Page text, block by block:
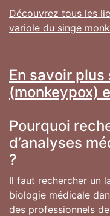
Découvrez tous les
variole du singe
En savoir
(monkeypox)
Pourquoi
d’analyses
?
Il faut rechercher un
biologie médicale
des professionnels